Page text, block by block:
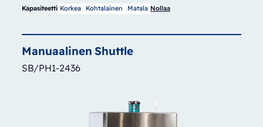
Kapasiteetti Korkea Kohtalainen Matala Nollaa
Manuaalinen Shuttle
SB/PH1-2436